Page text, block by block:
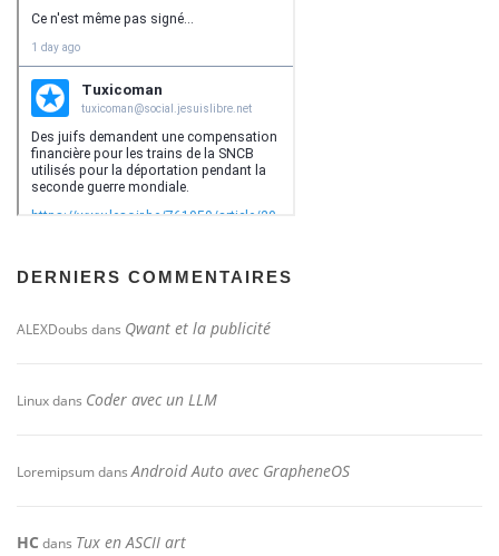
DERNIERS COMMENTAIRES
ALEXDoubs dans Qwant et la publicité
Linuxdans Coder avec un LLM
LoremipsumdansAndroid Auto avec GrapheneOS
HC dans Tux en ASCII art